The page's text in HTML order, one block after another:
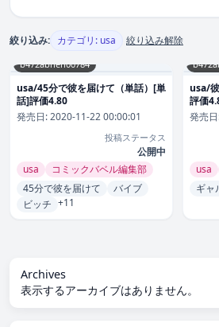
絞り込み: カテゴリ: usa 絞り込み解除
b472abnen00784
usa/45分で彼を届けて（単話）[単
話]評価4.80
発売日:2020-11-22 00:00:01
投稿ステータス
公開中
usa
コミックバベル編集部
45分で彼を届けて
バイブ
ビッチ +11
usa/
評価
発売
usa
ギャ
Archives
表示するアーカイブはありません。